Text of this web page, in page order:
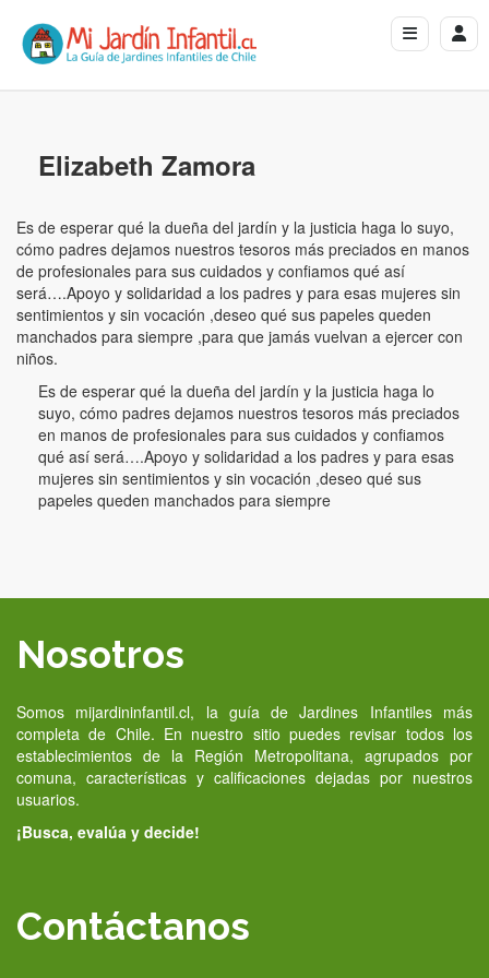
Elizabeth Zamora
Es de esperar qué la dueña del jardín y la justicia haga lo suyo,
cómo padres dejamos nuestros tesoros más preciados en manos
de profesionales para sus cuidados y confiamos qué así
será….Apoyo y solidaridad a los padres y para esas mujeres sin
sentimientos y sin vocación ,deseo qué sus papeles queden
manchados para siempre ,para que jamás vuelvan a ejercer con
niños.
Es de esperar qué la dueña del jardín y la justicia haga lo
suyo, cómo padres dejamos nuestros tesoros más preciados
en manos de profesionales para sus cuidados y confiamos
qué así será….Apoyo y solidaridad a los padres y para esas
mujeres sin sentimientos y sin vocación ,deseo qué sus
papeles queden manchados para siempre
Nosotros
Somos mijardininfantil.cl, la guía de Jardines Infantiles más
completa de Chile. En nuestro sitio puedes revisar todos los
establecimientos de la Región Metropolitana, agrupados por
comuna, características y calificaciones dejadas por nuestros
usuarios.
¡Busca, evalúa y decide!
Contáctanos